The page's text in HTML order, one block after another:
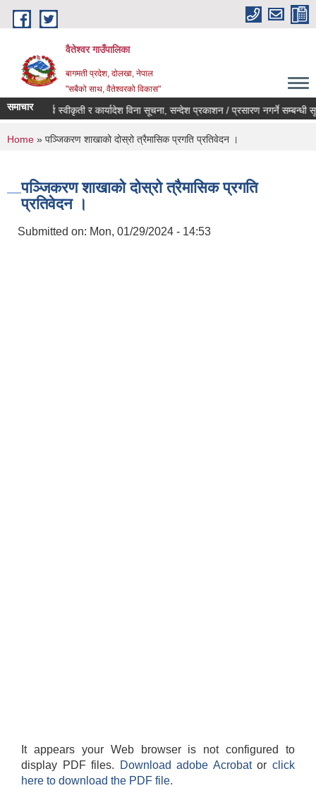
Skip to main content
वैतेश्वर गाउँपालिका
बागमती प्रदेश, दाेलखा, नेपाल
"सबैको साथ, वैतेश्वरको विकास"
समाचारपूर्व स्वीकृती र कार्यादेश विना सूचना, सन्देश प्रकाशन / प्रसारण नगर्ने सम्बन्धी सूचना
You are here
Home » पञ्जिकरण शाखाको दोस्रो त्रैमासिक प्रगति प्रतिवेदन ।
पञ्जिकरण शाखाको दोस्रो त्रैमासिक प्रगति
प्रतिवेदन ।
Submitted on: Mon, 01/29/2024 - 14:53
It appears your Web browser is not configured to
display PDF files.
Download adobe Acrobatorclick
here to download the PDF file.